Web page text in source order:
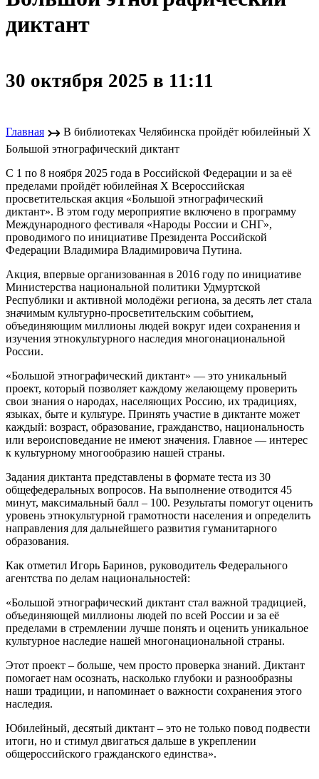
диктант
30 октября 2025 в 11:11
Главная ↣ В библиотеках Челябинска пройдёт юбилейный X
Большой этнографический диктант
С 1 по 8 ноября 2025 года в Российской Федерации и за её
пределами пройдёт юбилейная X Всероссийская
просветительская акция «Большой этнографический
диктант». В этом году мероприятие включено в программу
Международного фестиваля «Народы России и СНГ»,
проводимого по инициативе Президента Российской
Федерации Владимира Владимировича Путина.
Акция, впервые организованная в 2016 году по инициативе
Министерства национальной политики Удмуртской
Республики и активной молодёжи региона, за десять лет стала
значимым культурно-просветительским событием,
объединяющим миллионы людей вокруг идеи сохранения и
изучения этнокультурного наследия многонациональной
России.
«Большой этнографический диктант» — это уникальный
проект, который позволяет каждому желающему проверить
свои знания о народах, населяющих Россию, их традициях,
языках, быте и культуре. Принять участие в диктанте может
каждый: возраст, образование, гражданство, национальность
или вероисповедание не имеют значения. Главное — интерес
к культурному многообразию нашей страны.
Задания диктанта представлены в формате теста из 30
общефедеральных вопросов. На выполнение отводится 45
минут, максимальный балл – 100. Результаты помогут оценить
уровень этнокультурной грамотности населения и определить
направления для дальнейшего развития гуманитарного
образования.
Как отметил Игорь Баринов, руководитель Федерального
агентства по делам национальностей:
«Большой этнографический диктант стал важной традицией,
объединяющей миллионы людей по всей России и за её
пределами в стремлении лучше понять и оценить уникальное
культурное наследие нашей многонациональной страны.
Этот проект – больше, чем просто проверка знаний. Диктант
помогает нам осознать, насколько глубоки и разнообразны
наши традиции, и напоминает о важности сохранения этого
наследия.
Юбилейный, десятый диктант – это не только повод подвести
итоги, но и стимул двигаться дальше в укреплении
общероссийского гражданского единства».